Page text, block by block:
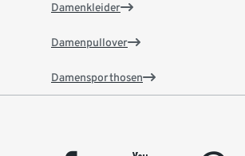
Damenkleider
Damenpullover
Damensporthosen